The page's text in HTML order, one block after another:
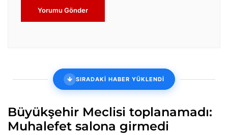
Yorumu Gönder
SIRADAKİ HABER YÜKLENDİ
Büyükşehir Meclisi toplanamadı:
Muhalefet salona girmedi